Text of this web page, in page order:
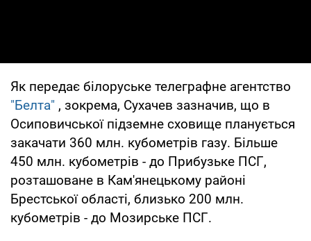
Як передає білоруське телеграфне агентство
"Белта" , зокрема, Сухачев зазначив, що в
Осиповичської підземне сховище планується
закачати 360 млн. кубометрів газу. Більше
450 млн. кубометрів - до Прибузьке ПСГ,
розташоване в Кам'янецькому районі
Брестської області, близько 200 млн.
кубометрів - до Мозирське ПСГ.